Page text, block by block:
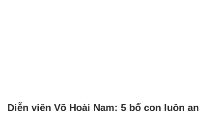
Diễn viên Võ Hoài Nam: 5 bố con luôn an